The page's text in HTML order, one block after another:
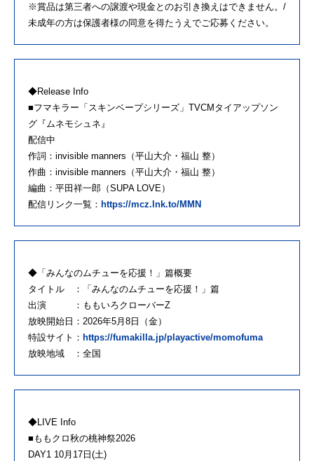
※賞品は第三者への譲渡や現金とのお引き換えはできません。/
未成年の方は保護者様の同意を得たうえでご応募ください。
◆Release Info
■フマキラー「スキンベープシリーズ」TVCMタイアップソン
グ『ムネモシュネ』
配信中
作詞：invisible manners（平山大介・福山 整）
作曲：invisible manners（平山大介・福山 整）
編曲：平田祥一郎（SUPA LOVE）
配信リンク一覧： https://mcz.lnk.to/MMN
◆「みんなのムチューを応援！」篇概要
タイトル ：「みんなのムチューを応援！」篇
出演 ：ももいろクローバーZ
放映開始日：2026年5月8日（金）
特設サイト： https://fumakilla.jp/playactive/momofuma
放映地域 ：全国
◆LIVE Info
■ももクロ秋の桃神祭2026
DAY1 10月17日(土)